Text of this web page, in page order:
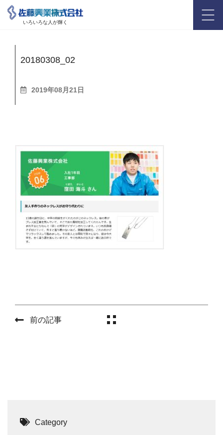
いろいろな人が輝く
20180308_02
2019年08月21日
前の記事
Category